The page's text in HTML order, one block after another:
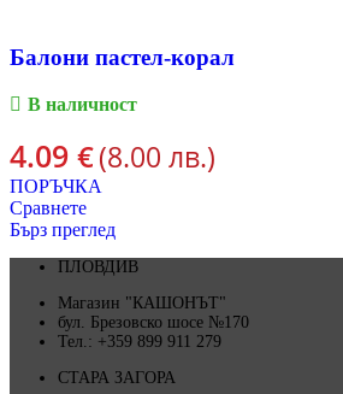
Балони пастел-корал
В наличност
4.09 €(8.00 лв.)
ПОРЪЧКА
Сравнете
Бърз преглед
ПЛОВДИВ
Магазин "КАШОНЪТ"
бул. Брезовско шосе №170
Тел.: +359 899 911 279
СТАРА ЗАГОРА